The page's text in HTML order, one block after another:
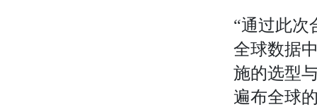
“通过此次
全球数据
施的选型
遍布全球